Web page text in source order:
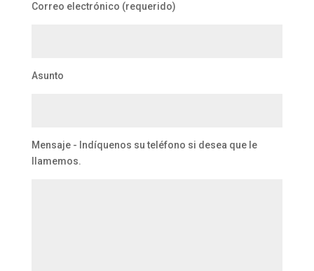
Correo electrónico (requerido)
Asunto
Mensaje - Indíquenos su teléfono si desea que le
llamemos.